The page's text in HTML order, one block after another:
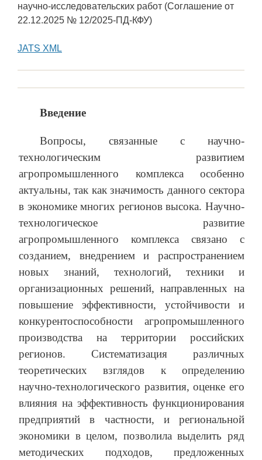
научно-исследовательских работ (Соглашение от
22.12.2025 № 12/2025-ПД-КФУ)
JATS XML
Введение
Вопросы, связанные с научно-
технологическим развитием
агропромышленного комплекса особенно
актуальны, так как значимость данного сектора
в экономике многих регионов высока. Научно-
технологическое развитие
агропромышленного комплекса связано с
созданием, внедрением и распространением
новых знаний, технологий, техники и
организационных решений, направленных на
повышение эффективности, устойчивости и
конкурентоспособности агропромышленного
производства на территории российских
регионов. Систематизация различных
теоретических взглядов к определению
научно-технологического развития, оценке его
влияния на эффективность функционирования
предприятий в частности, и региональной
экономики в целом, позволила выделить ряд
методических подходов, предложенных